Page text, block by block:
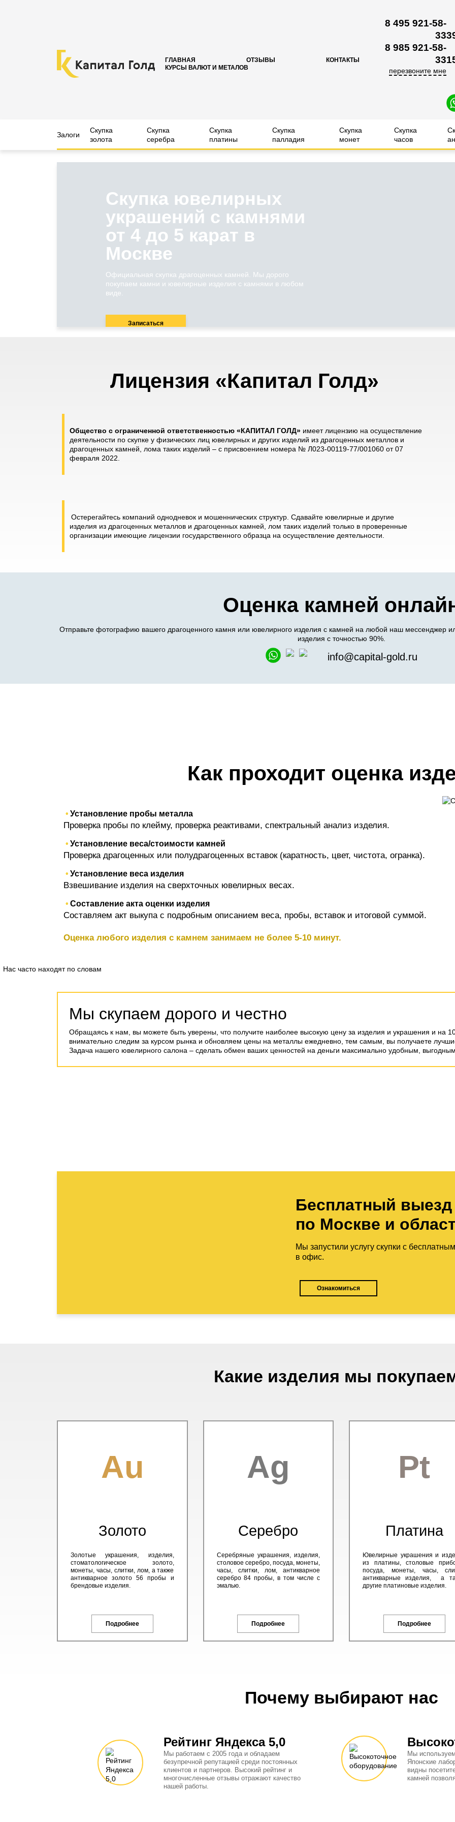
ГЛАВНАЯ ОТЗЫВЫ
КОНТАКТЫ
КУРСЫ ВАЛЮТ И МЕТАЛОВ
8 495 921-58-
33
8 985 921-58-
33
перезвоните мне
Залоги
Скупка
золота
Скупка
серебра
Скупка
платины
Скупка
палладия
Скупка
монет
Скупка
часов
Скупка ювелирных
украшений с камнями
от 4 до 5 карат в
Москве
Официальная скупка драгоценных камней. Мы дорого
покупаем камни и ювелирные изделия с камнями в любом
виде.
Записаться
Лицензия «Капитал Голд»
Общество с ограниченной ответственностью «КАПИТАЛ ГОЛД» имеет лицензию на осуществление
деятельности по скупке у физических лиц ювелирных и других изделий из драгоценных металлов и
драгоценных камней, лома таких изделий – с присвоением номера № Л023-00119-77/001060 от 07
февраля 2022.
Остерегайтесь компаний однодневок и мошеннических структур. Сдавайте ювелирные и другие
изделия из драгоценных металлов и драгоценных камней, лом таких изделий только в проверенные
организации имеющие лицензии государственного образца на осуществление деятельности.
Оценка камней
Отправьте фотографию вашего драгоценного камня или ювелирного изделия с камней на любой наш мессенджер
изделия с точностью 90%.
info@capital-gold.ru
Как проходит оценка
Установление пробы металла
Проверка пробы по клейму, проверка реактивами, спектральный анализ изделия.
Установление веса/стоимости камней
Проверка драгоценных или полудрагоценных вставок (каратность, цвет, чистота, огранка).
Установление веса изделия
Взвешивание изделия на сверхточных ювелирных весах.
Составление акта оценки изделия
Составляем акт выкупа с подробным описанием веса, пробы, вставок и итоговой суммой.
Оценка любого изделия с камнем занимаем не более 5-10 минут.
Нас часто находят по словам
Мы скупаем дорого и честно
Обращаясь к нам, вы можете быть уверены, что получите наиболее высокую цену за изделия и украшения и на
внимательно следим за курсом рынка и обновляем цены на металлы ежедневно, тем самым, вы получаете
Задача нашего ювелирного салона – сделать обмен ваших ценностей на деньги максимально удобным,
Бесплатный
по Москве и
Мы запустили услугу скупки с
в офис.
Ознакомиться
Какие изделия мы
Au
Золото
Золотые украшения, изделия,
стоматологическое золото,
монеты, часы, слитки, лом, а также
антикварное золото 56 пробы и
брендовые изделия.
Подробнее
Ag
Серебро
Серебряные украшения, изделия,
столовое серебро, посуда, монеты,
часы, слитки, лом, антикварное
серебро 84 пробы, в том числе с
эмалью.
Подробнее
Pt
Платина
Ювелирные украшения и
из платины, столовые
посуда, монеты, часы,
антикварные изделия, а
другие платиновые изделия.
Подробнее
Почему выбирают нас
Рейтинг Яндекса 5,0
Мы работаем с 2005 года и обладаем
безупречной репутацией среди постоянных
клиентов и партнеров. Высокий рейтинг и
многочисленные отзывы отражают качество
нашей работы.
Мы
Японские
видны
камней